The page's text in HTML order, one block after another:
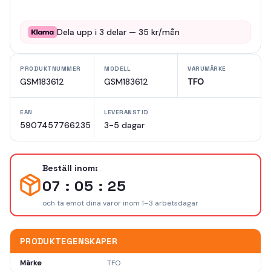
Dela upp i 3 delar — 35 kr/mån
PRODUKTNUMMER
GSM183612
MODELL
GSM183612
VARUMÄRKE
TFO
EAN
5907457766235
LEVERANSTID
3-5 dagar
Beställ inom:
07 : 05 : 25
och ta emot dina varor inom 1–3 arbetsdagar
PRODUKTEGENSKAPER
Märke TFO